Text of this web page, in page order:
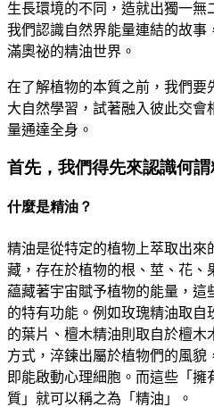
生長環境的不同，造就出獨一
我們認識自然界能量連結的故事
滿奧祕的精油世界。
在了解植物的本質之前，我們要
大自然學習，試著融入彼此交會
量通達全身。
首先，我們得先來認識何
什麼是精油？
精油是從特定的植物上萃取出來
藏，存在於植物的根、莖、花、
藴藏著宇宙賦予植物的能量，這
的特有功能。例如玫瑰精油取
的葉片、檀木精油則取自於檀木
方式，淬鍊出屬於植物們的風貌
即能啟動心理細胞。而這些「
質」就可以稱之為「精油」。